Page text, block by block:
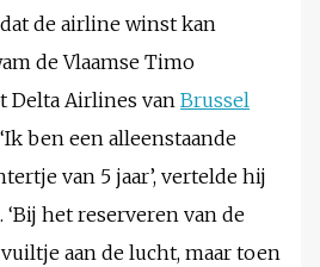
de airline winst kan
de Vlaamse Timo
Delta Airlines van Brussel
ben een alleenstaande
van 5 jaar’, vertelde hij
. ‘Bij het reserveren van de
aan de lucht, maar toen